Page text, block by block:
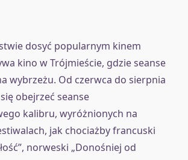
dosyć popularnym kinem
kino w Trójmieście, gdzie seanse
wybrzeżu. Od czerwca do sierpnia
obejrzeć seanse
kalibru, wyróżnionych na
jak chociażby francuski
norweski „Donośniej od